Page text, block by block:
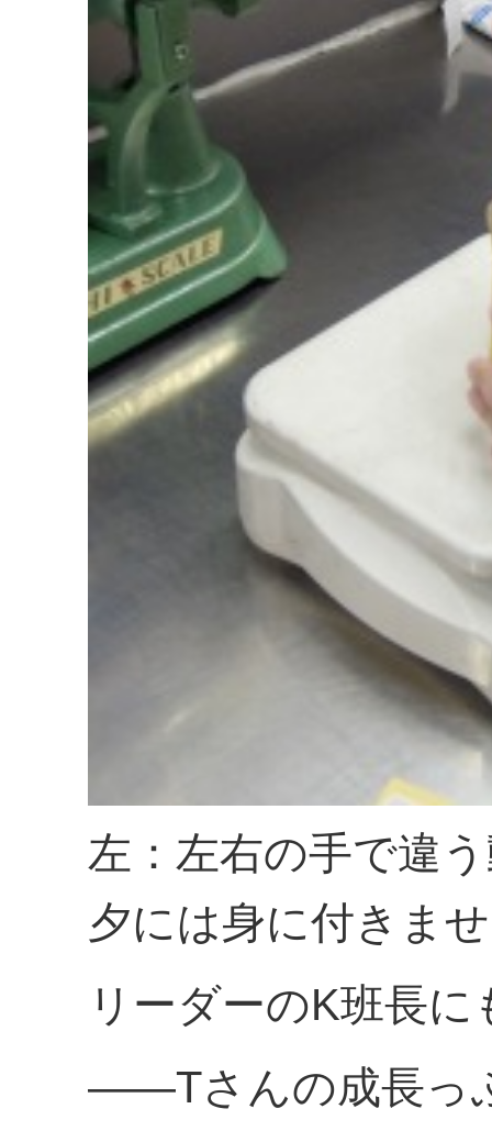
左：左右の手で違
夕には身に付きま
リーダーのK班長
――Tさんの成長っ